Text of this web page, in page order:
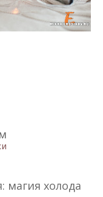
магия холода